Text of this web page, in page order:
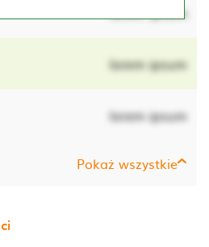
lorem ipsum
lorem ipsum
lorem ipsum
Pokaż wszystkie